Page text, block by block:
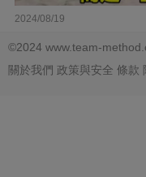
2024/08/19
©2024 www.team-
關於我們 政策與安全 條款